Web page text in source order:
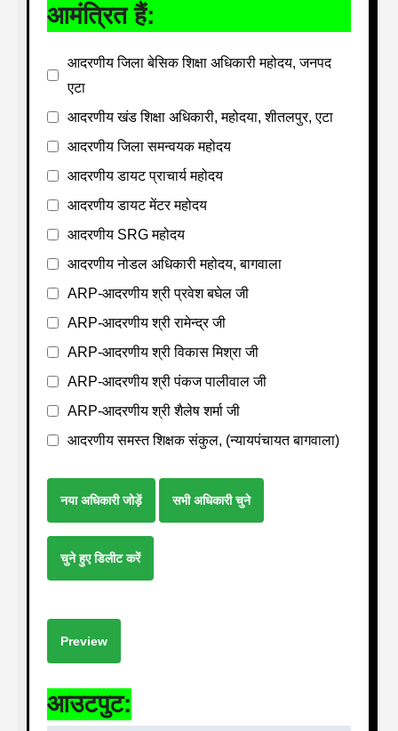
आमंत्रित हैं:
आदरणीय जिला बेसिक शिक्षा अधिकारी महोदय, जनपद
एटा
आदरणीय खंड शिक्षा अधिकारी, महोदया, शीतलपुर, एटा
आदरणीय जिला समन्वयक महोदय
आदरणीय डायट प्राचार्य महोदय
आदरणीय डायट मेंटर महोदय
आदरणीय SRG महोदय
आदरणीय नोडल अधिकारी महोदय, बागवाला
ARP-आदरणीय श्री प्रवेश बघेल जी
ARP-आदरणीय श्री रामेन्द्र जी
ARP-आदरणीय श्री विकास मिश्रा जी
ARP-आदरणीय श्री पंकज पालीवाल जी
ARP-आदरणीय श्री शैलेष शर्मा जी
आदरणीय समस्त शिक्षक संकुल, (न्यायपंचायत बागवाला)
नया अधिकारी जोड़ें सभी अधिकारी चुने
चुने हुए डिलीट करें
Preview
आउटपुट: